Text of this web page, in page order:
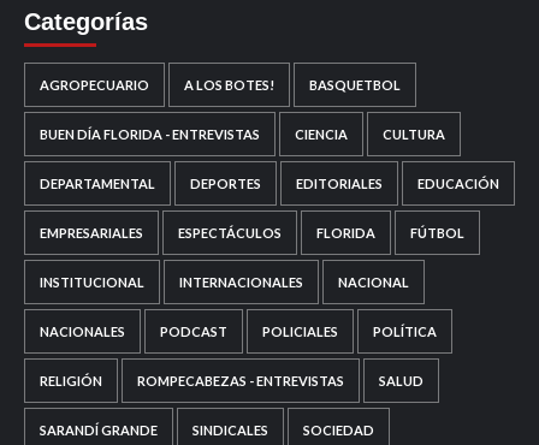
Categorías
AGROPECUARIO A LOS BOTES! BASQUETBOL
BUEN DÍA FLORIDA - ENTREVISTAS CIENCIA CULTURA
DEPARTAMENTAL DEPORTES EDITORIALES EDUCACIÓN
EMPRESARIALES ESPECTÁCULOS FLORIDA FÚTBOL
INSTITUCIONAL INTERNACIONALES NACIONAL
NACIONALES PODCAST POLICIALES POLÍTICA
RELIGIÓN ROMPECABEZAS - ENTREVISTAS SALUD
SARANDÍ GRANDE SINDICALES SOCIEDAD